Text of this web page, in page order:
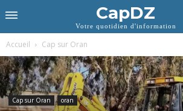
CapDZ
Votre quotidien d'information
Accueil Cap sur Oran
Cap sur Oran oran